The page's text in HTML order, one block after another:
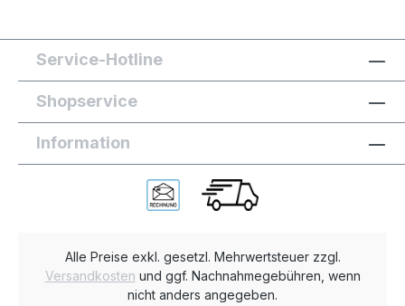
Service-Hotline
Shopservice
Information
Alle Preise exkl. gesetzl. Mehrwertsteuer zzgl.
Versandkosten und ggf. Nachnahmegebühren, wenn
nicht anders angegeben.